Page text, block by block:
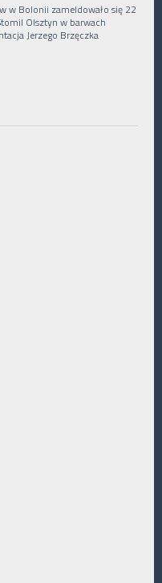
w Bolonii zameldowało się 22
Olsztyn w barwach
Jerzego Brzęczka